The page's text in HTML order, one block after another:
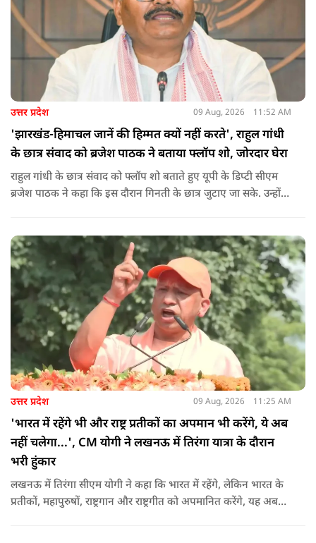
उत्तर प्रदेश 09 Aug, 2026 11:52 AM
'झारखंड-हिमाचल जानें की हिम्मत क्यों नहीं करते', राहुल गांधी
के छात्र संवाद को ब्रजेश पाठक ने बताया फ्लॉप शो, जोरदार घेरा
राहुल गांधी के छात्र संवाद को फ्लॉप शो बताते हुए यूपी के डिप्टी सीएम
ब्रजेश पाठक ने कहा कि इस दौरान गिनती के छात्र जुटाए जा सके. उन्होंने
हिम्मत क्यों नहीं करते.
उत्तर प्रदेश 09 Aug, 2026 11:25 AM
'भारत में रहेंगे भी और राष्ट्र प्रतीकों का अपमान भी करेंगे, ये अब
नहीं चलेगा...', CM योगी ने लखनऊ में तिरंगा यात्रा के दौरान
भरी हुंकार
लखनऊ में तिरंगा सीएम योगी ने कहा कि भारत में रहेंगे, लेकिन भारत के
प्रतीकों, महापुरुषों, राष्ट्रगान और राष्ट्रगीत को अपमानित करेंगे, यह अब